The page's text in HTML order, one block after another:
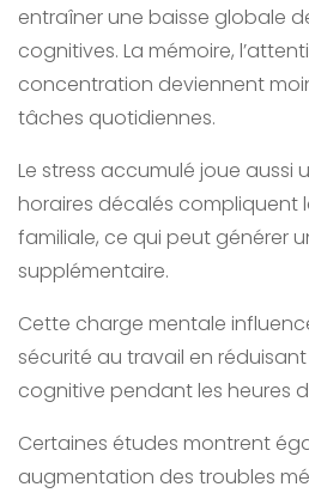
entraîner une baisse globale
cognitives. La mémoire,
concentration deviennent
tâches quotidiennes.
Le stress accumulé joue aussi
horaires décalés compliquent
familiale, ce qui peut générer
supplémentaire.
Cette charge mentale
sécurité au travail en
cognitive pendant les heures
Certaines études montrent
augmentation des troubles